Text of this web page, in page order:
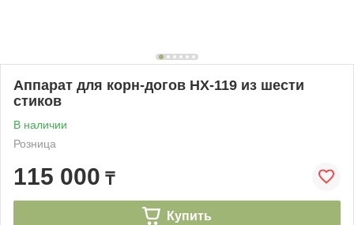
Аппарат для корн-догов HX-119 из шести
стиков
В наличии
Розница
115 000 ₸
Купить